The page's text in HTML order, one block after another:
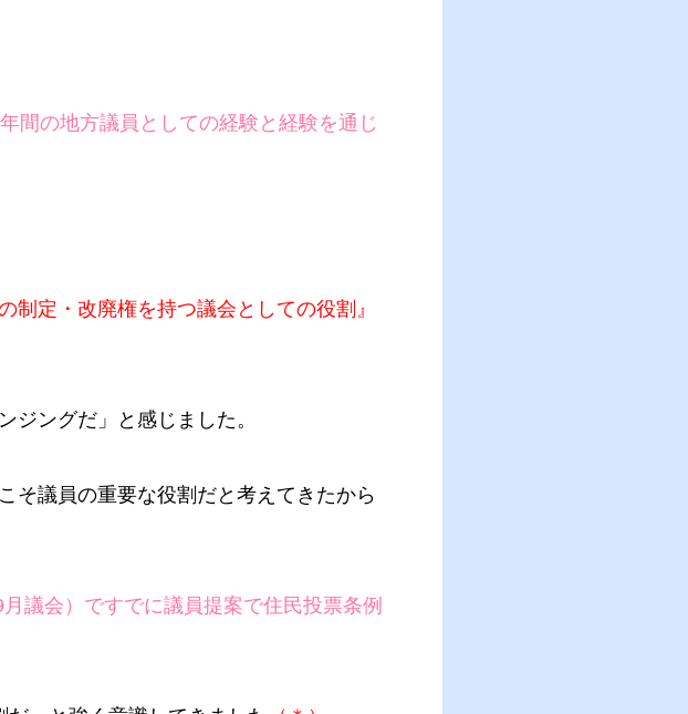
間の地方議員としての経験と経験を通じ
の制定・改廃権を持つ議会としての役割』
ジングだ」と感じました。
そ議員の重要な役割だと考えてきたから
議会）ですでに議員提案で住民投票条例